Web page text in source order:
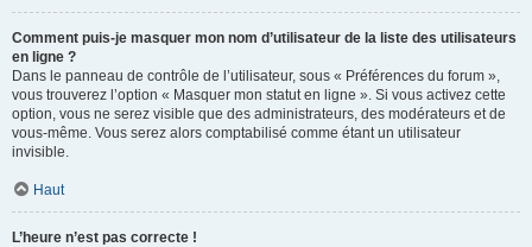
Comment puis-je masquer mon nom d’utilisateur de la liste des utilisateurs
en ligne ?
Dans le panneau de contrôle de l’utilisateur, sous « Préférences du forum »,
vous trouverez l’option « Masquer mon statut en ligne ». Si vous activez cette
option, vous ne serez visible que des administrateurs, des modérateurs et de
vous-même. Vous serez alors comptabilisé comme étant un utilisateur
invisible.
Haut
L’heure n’est pas correcte !